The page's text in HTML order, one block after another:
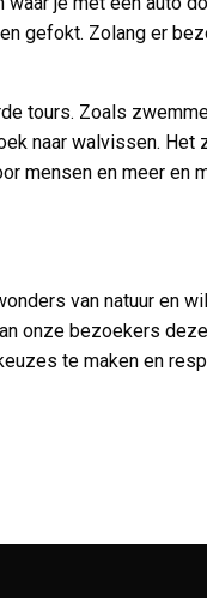
gefokt. Zolang er
tours. Zoals
naar walvissen.
mensen en meer en
van natuur en
onze bezoekers
te maken en